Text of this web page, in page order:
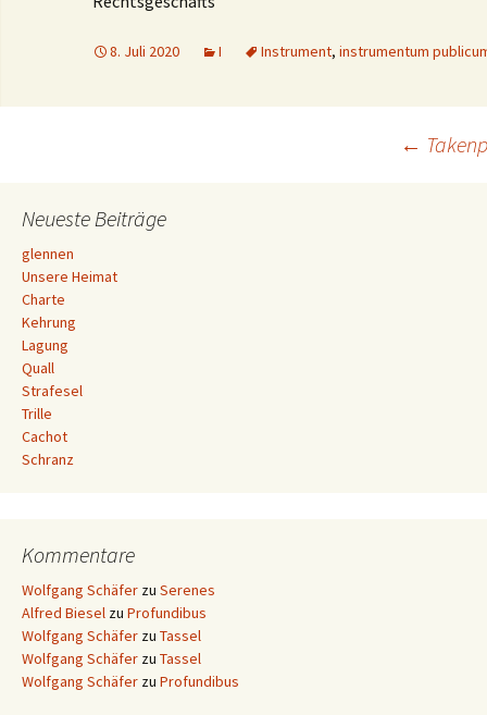
8. Juli 2020 I Instrument, instrumentum
Navigation
←
Neueste Beiträge
glennen
Unsere Heimat
Charte
Kehrung
Lagung
Quall
Strafesel
Trille
Cachot
Schranz
Kommentare
Wolfgang Schäfer zu Serenes
Alfred Biesel zu Profundibus
Wolfgang Schäfer zu Tassel
Wolfgang Schäfer zu Tassel
Wolfgang Schäfer zu Profundibus